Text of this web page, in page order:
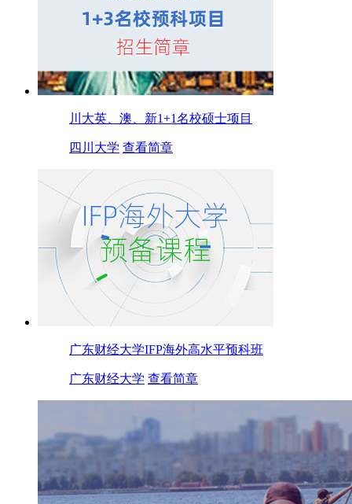
川大英、澳、新1+1名校硕士项目
四川大学 查看简章
广东财经大学IFP海外高水平预科班
广东财经大学 查看简章